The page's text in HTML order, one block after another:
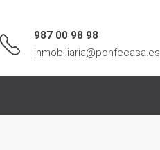
987 00 98 98
inmobiliaria@ponfecasa.es